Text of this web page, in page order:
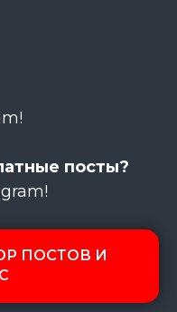
посты?
ПОСТОВ И